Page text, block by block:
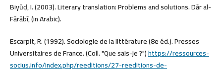
Biyūḍ, I. (2003). Literary translation: Problems and solutions. Dār al-
Fārābī, (in Arabic).
Escarpit, R. (1992). Sociologie de la littérature (8e éd.). Presses
Universitaires de France. (Coll. "Que sais-je ?")https://ressources-
socius.info/index.php/reeditions/27-reeditions-de-